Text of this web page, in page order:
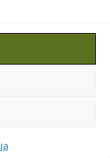
Säätiö